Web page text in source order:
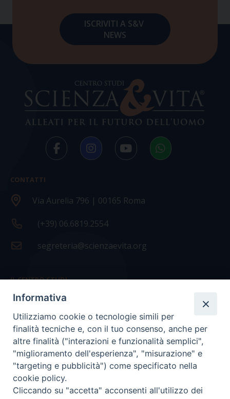
CONTATTI
Via Aurelia 796 | 00165 Roma
(+39) 06.6819.2554
segreteria@scienzaevita.org
IL CENTRO STUDI
La nostra storia
Statuto
Presidenza e ufficio presidenza
Consiglio scientifico
Coordinamento nazionale
Informativa
Utilizziamo cookie o tecnologie simili per
finalità tecniche e, con il tuo consenso, anche per
altre finalità ("interazioni e funzionalità semplici",
"miglioramento dell'esperienza", "misurazione" e
"targeting e pubblicità") come specificato nella
cookie policy.
Cliccando su "accetta" acconsenti all'utilizzo dei